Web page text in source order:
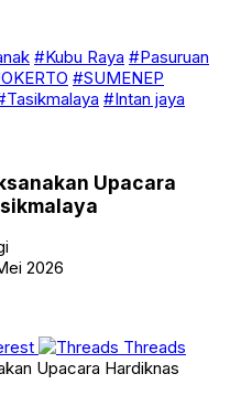
#Kubu Raya #Pasuruan
#SUMENEP
#Intan jaya
Upacara
2026
Threads